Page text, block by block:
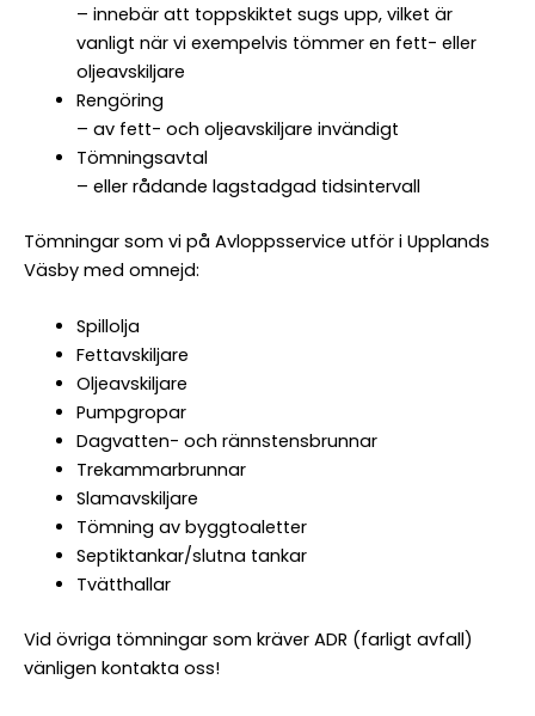
– innebär att toppskiktet sugs upp, vilket är
vanligt när vi exempelvis tömmer en fett- eller
oljeavskiljare
Rengöring
– av fett- och oljeavskiljare invändigt
Tömningsavtal
– eller rådande lagstadgad tidsintervall
Tömningar som vi på Avloppsservice utför i Upplands
Väsby med omnejd:
Spillolja
Fettavskiljare
Oljeavskiljare
Pumpgropar
Dagvatten- och rännstensbrunnar
Trekammarbrunnar
Slamavskiljare
Tömning av byggtoaletter
Septiktankar/slutna tankar
Tvätthallar
Vid övriga tömningar som kräver ADR (farligt avfall)
vänligen kontakta oss!